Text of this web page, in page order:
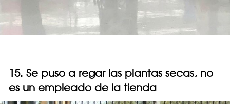
15. Se puso a regar las plantas secas, no
es un empleado de la tienda